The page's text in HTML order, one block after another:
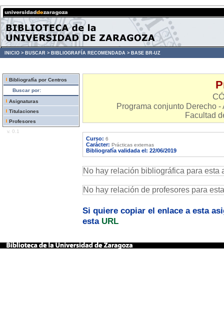
INICIO > BUSCAR > BIBLIOGRAFÍA RECOMENDADA > BASE BR-UZ
Bibliografía por Centros
Buscar por:
Asignaturas
Titulaciones
Profesores
v. 0.1
Programa conjunto Derecho
Facultad
Curso: 6
Carácter: Prácticas externas
Bibliografía validada el: 22/06/2019
No hay relación bibliográfica para esta
No hay relación de profesores para
Si quiere copiar el enlace a esta
esta URL